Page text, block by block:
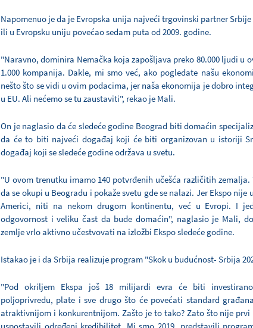
Napomenuo je da je Evropska unija najveći trgovinski partner Srbije
ili u Evropsku uniju povećao sedam puta od 2009. godine.
"Naravno, dominira Nemačka koja zapošljava preko 80.000 ljudi u
1.000 kompanija. Dakle, mi smo već, ako pogledate našu
nešto što se vidi u ovim podacima, jer naša ekonomija je dobro
u EU. Ali nećemo se tu zaustaviti", rekao je Mali.
On je naglasio da će sledeće godine Beograd biti domaćin
da će to biti najveći događaj koji će biti organizovan u istoriji
događaj koji se sledeće godine održava u svetu.
"U ovom trenutku imamo 140 potvrđenih učešća različitih
da se okupi u Beogradu i pokaže svetu gde se nalazi. Jer Ekspo nije
Americi, niti na nekom drugom kontinentu, već u Evropi. I
odgovornost i veliku čast da bude domaćin", naglasio je Mali,
zemlje vrlo aktivno učestvovati na izložbi Ekspo sledeće godine.
Istakao je i da Srbija realizuje program "Skok u budućnost- Srbija
"Pod okriljem Ekspa još 18 milijardi evra će biti
poljoprivredu, plate i sve drugo što će povećati standard
atraktivnijom i konkurentnijom. Zašto je to tako? Zato što nije
uspostavili određeni kredibilitet. Mi smo 2019. predstavili